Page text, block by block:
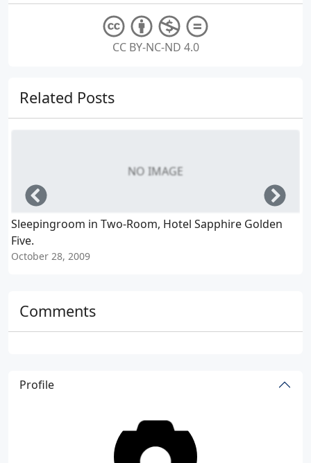
CC BY-NC-ND 4.0
Related Posts
NO IMAGE
Sleepingroom in Two-Room, Hotel Sapphire Golden
Five.
October 28, 2009
Left
Comments
Profile